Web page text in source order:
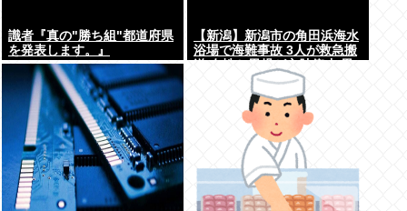
識者『真の"勝ち組"都道府県
を発表します。』
【新潟】新潟市の角田浜海水
浴場で海難事故 3人が救急搬
送 女性と男児が心肺停止 男
性は意識あり